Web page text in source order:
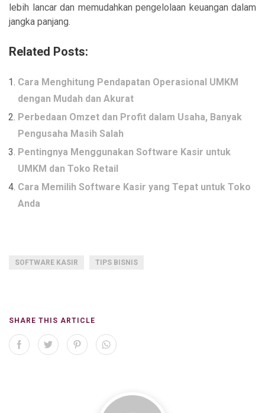
lebih lancar dan memudahkan pengelolaan keuangan dalam
jangka panjang.
Related Posts:
Cara Menghitung Pendapatan Operasional UMKM
dengan Mudah dan Akurat
Perbedaan Omzet dan Profit dalam Usaha, Banyak
Pengusaha Masih Salah
Pentingnya Menggunakan Software Kasir untuk
UMKM dan Toko Retail
Cara Memilih Software Kasir yang Tepat untuk Toko
Anda
SOFTWARE KASIR TIPS BISNIS
SHARE THIS ARTICLE